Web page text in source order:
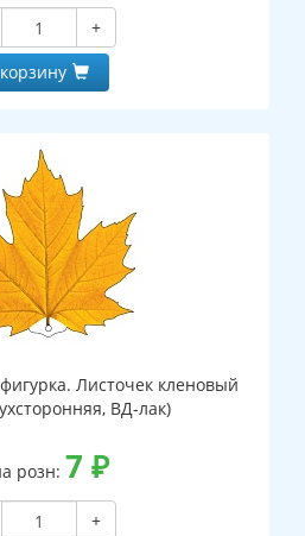
+
Листочек кленовый
ВД-лак)
розн: 7 ₽
+